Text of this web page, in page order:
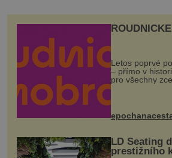
Letos poprvé
– přímo v
pro všechny
program se
mohou těšit na
LD Seating
prestižního